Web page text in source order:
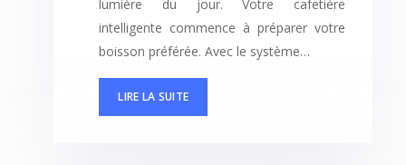
lumière du jour. Votre cafetière
intelligente commence à préparer votre
boisson préférée. Avec le système…
LIRE LA SUITE